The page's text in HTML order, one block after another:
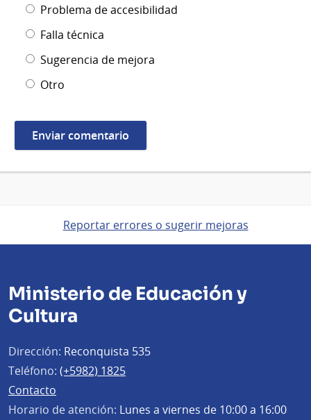
Problema de accesibilidad
Falla técnica
Sugerencia de mejora
Otro
Reportar errores o sugerir mejoras
Ministerio de Educación y
Cultura
Dirección: Reconquista 535
Teléfono: (+5982) 1825
Contacto
Horario de atención: Lunes a viernes de 10:00 a 16:00